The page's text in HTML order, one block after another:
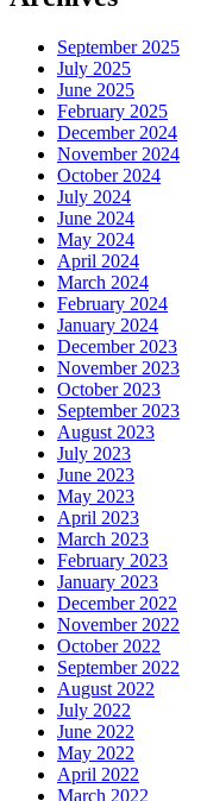
September 2025
July 2025
June 2025
February 2025
December 2024
November 2024
October 2024
July 2024
June 2024
May 2024
April 2024
March 2024
February 2024
January 2024
December 2023
November 2023
October 2023
September 2023
August 2023
July 2023
June 2023
May 2023
April 2023
March 2023
February 2023
January 2023
December 2022
November 2022
October 2022
September 2022
August 2022
July 2022
June 2022
May 2022
April 2022
March 2022